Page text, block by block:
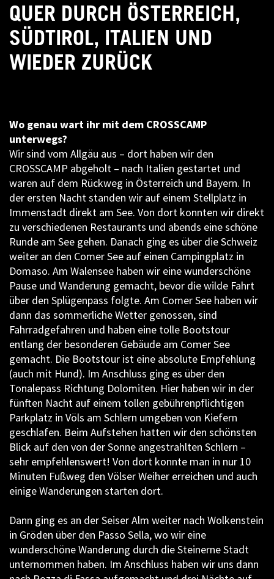
QUER DURCH ÖSTERREICH,
SÜDTIROL, ITALIEN UND
WIEDER ZURÜCK
Wo genau wart ihr mit dem CROSSCAMP
unterwegs?
Wir sind vom Allgäu aus – dort haben wir den
CROSSCAMP abgeholt – nach Italien gestartet und
waren auf dem Rückweg in Österreich und Bayern. In
der ersten Nacht standen wir auf einem Stellplatz in
Immenstadt direkt am See. Von dort konnten wir direkt
zu verschiedenen Restaurants und abends eine schöne
Runde am See gehen. Danach ging es über die Schweiz
weiter an den Comer See auf einen Campingplatz in
Domaso. Am Walensee haben wir eine wunderschöne
Pause und Wanderung gemacht, bevor die wilde Fahrt
über den Splügenpass folgte. Am Comer See haben wir
dann das sommerliche Wetter genossen, sind
Fahrradgefahren und haben eine tolle Bootstour
entlang der besonderen Gebäude am Comer See
gemacht. Die Bootstour ist eine absolute Empfehlung
(auch mit Hund). Im Anschluss ging es über den
Tonalepass Richtung Dolomiten. Hier haben wir in der
fünften Nacht auf einem tollen gebührenpflichtigen
Parkplatz in Völs am Schlern umgeben von Kiefern
geschlafen. Beim Aufstehen hatten wir den schönsten
Blick auf den von der Sonne angestrahlten Schlern –
sehr empfehlenswert! Von dort konnte man in nur 10
Minuten Fußweg den Völser Weiher erreichen und auch
einige Wanderungen starten dort.
Dann ging es an der Seiser Alm weiter nach Wolkenstein
in Gröden über den Passo Sella, wo wir eine
wunderschöne Wanderung durch die Steinerne Stadt
unternommen haben. Im Anschluss haben wir uns dann